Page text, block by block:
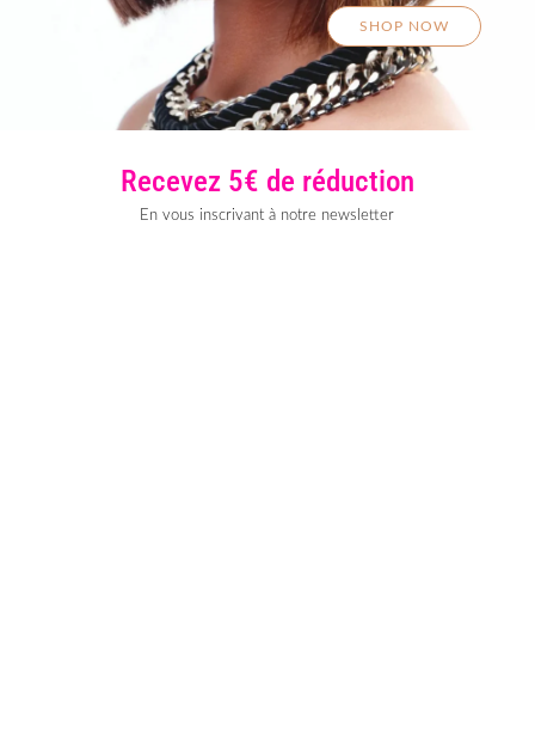
SHOP NOW
Recevez 5€ de réduction
En vous inscrivant à notre newsletter